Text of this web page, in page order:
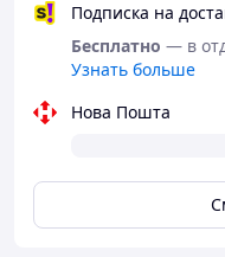
Подписка на
Бесплатно — в
Узнать больше
Нова Пошта